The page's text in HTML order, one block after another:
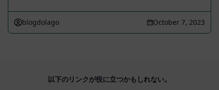
blogdolago October 7, 2023
以下のリンクが役に立つかもしれない。